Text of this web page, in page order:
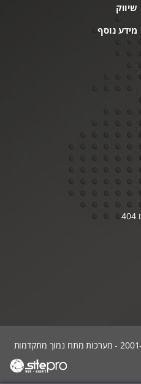
שיווק
מידע נוסף